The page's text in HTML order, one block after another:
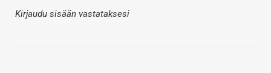
Kirjaudu sisään vastataksesi